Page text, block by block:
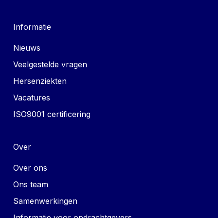
Informatie
Nieuws
Veelgestelde vragen
Hersenziekten
Vacatures
ISO9001 certificering
Over
Over ons
Ons team
Samenwerkingen